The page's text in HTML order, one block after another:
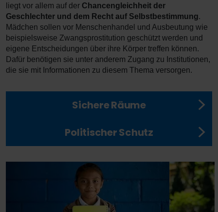
liegt vor allem auf der Chancengleichheit der
Geschlechter und dem Recht auf Selbstbestimmung.
Mädchen sollen vor Menschenhandel und Ausbeutung wie
beispielsweise Zwangsprostitution geschützt werden und
eigene Entscheidungen über ihre Körper treffen können.
Dafür benötigen sie unter anderem Zugang zu Institutionen,
die sie mit Informationen zu diesem Thema versorgen.
Sichere Räume
Politischer Schutz